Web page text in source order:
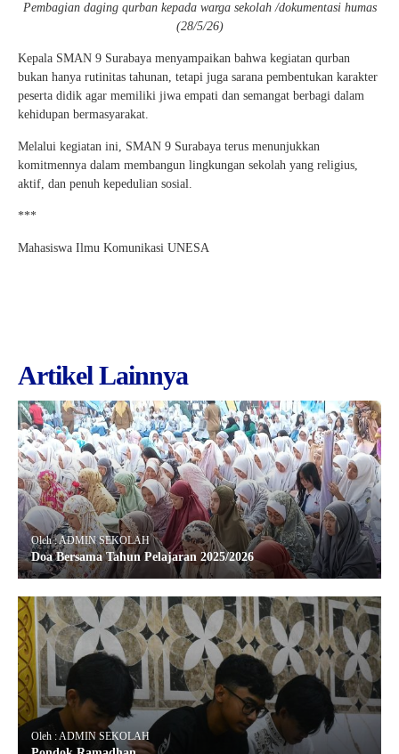
Pembagian daging qurban kepada warga sekolah /dokumentasi humas
(28/5/26)
Kepala SMAN 9 Surabaya menyampaikan bahwa kegiatan qurban
bukan hanya rutinitas tahunan, tetapi juga sarana pembentukan karakter
peserta didik agar memiliki jiwa empati dan semangat berbagi dalam
kehidupan bermasyarakat.
Melalui kegiatan ini, SMAN 9 Surabaya terus menunjukkan
komitmennya dalam membangun lingkungan sekolah yang religius,
aktif, dan penuh kepedulian sosial.
***
Mahasiswa Ilmu Komunikasi UNESA
Artikel Lainnya
Oleh : ADMIN SEKOLAH
Doa Bersama Tahun Pelajaran 2025/2026
Oleh : ADMIN SEKOLAH